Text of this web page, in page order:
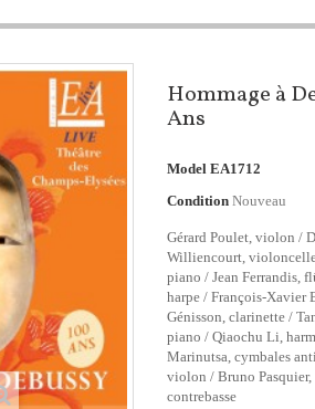
Hommage à
Ans
Model EA1712
Condition Nouveau
Gérard Poulet, violon /
Williencourt,
piano / Jean Ferrandis,
harpe / François-Xavier
Génisson, clarinette /
piano / Qiaochu Li,
Marinutsa, cymbales
violon / Bruno
contrebasse